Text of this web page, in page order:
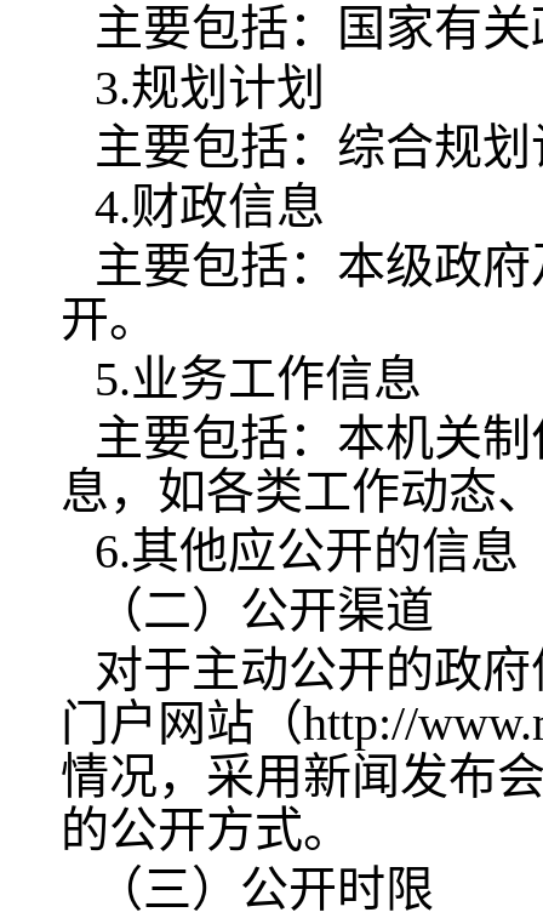
主要包括：国家有
3.规划计划
主要包括：综合规
4.财政信息
主要包括：本级政
开。
5.业务工作信息
主要包括：本机关
息，如各类工作动态
6.其他应公开的信息
（二）公开渠道
对于主动公开的政
门户网站（http://
情况，采用新闻发布
的公开方式。
（三）公开时限